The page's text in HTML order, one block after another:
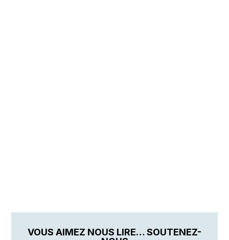
VOUS AIMEZ NOUS LIRE… SOUTENEZ-